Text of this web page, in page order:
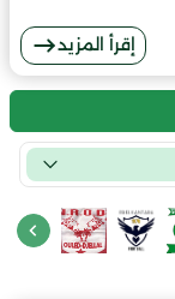
إقرأ المزيد